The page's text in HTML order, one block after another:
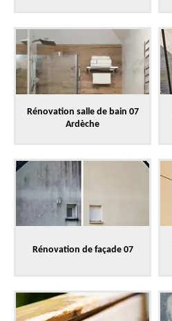
Rénovation salle de bain 07
Ardèche
Rénovation de façade 07